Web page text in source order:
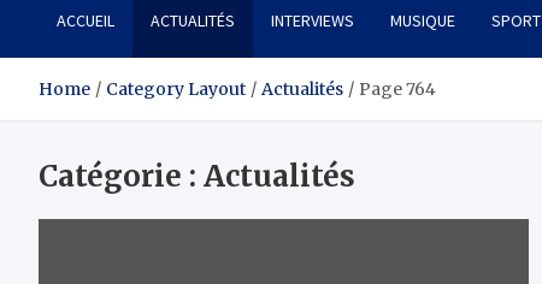
ACCUEIL ACTUALITÉS INTERVIEWS MUSIQUE SPORT
Home Category Layout Actualités Page 764
Catégorie : Actualités